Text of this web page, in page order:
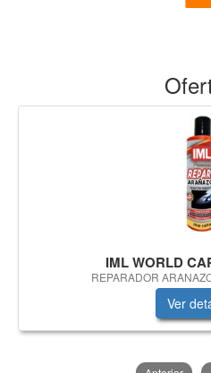
IML WORLD
REPARADOR
Ver